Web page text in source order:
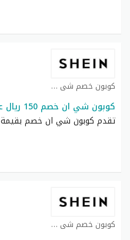
كوبون خصم شي ان كوبون
كوبون شي ان خصم 150 ريال عند شراء طلبيات بقيمة 800 ريال
تقدم كوبون شي ان خصم بقيمة 150 ريال عند شراء
كوبون خصم شي ان كوبون